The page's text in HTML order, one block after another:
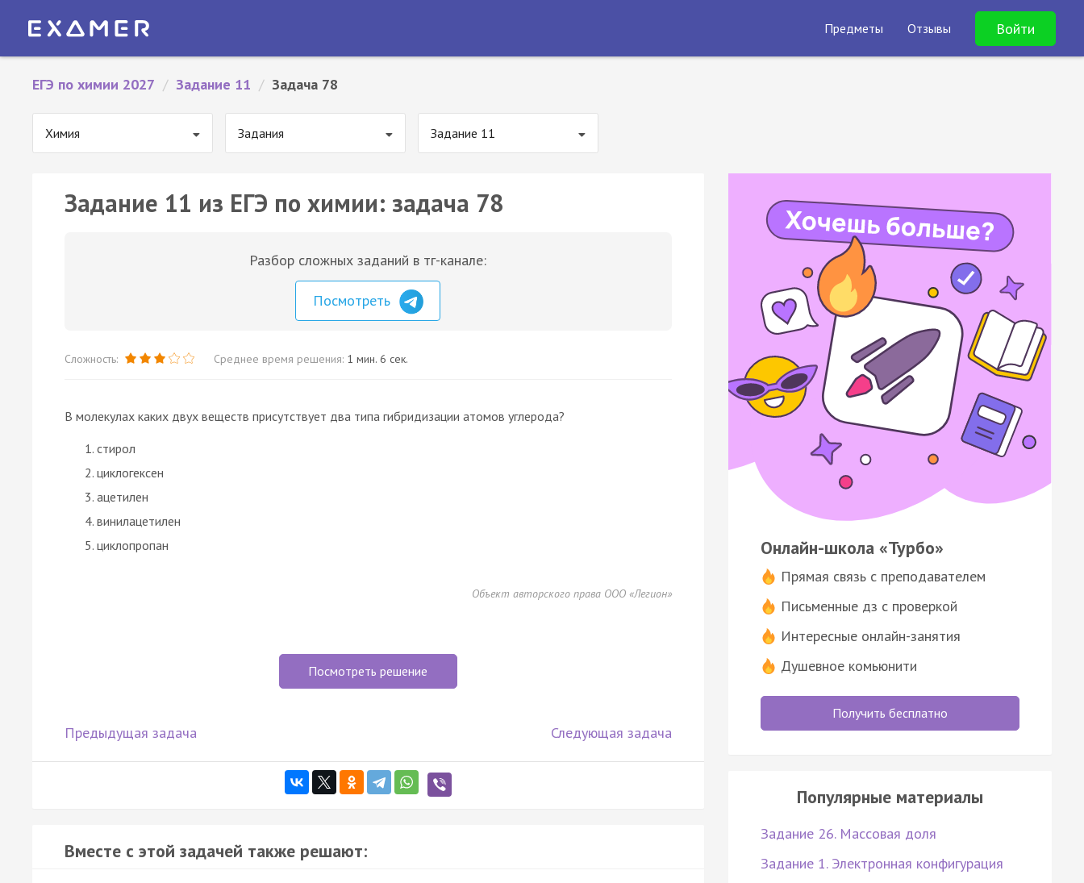
Предметы Отзывы Войти
ЕГЭ по химии 2027 / Задание 11 / Задача 78
Химия Задания Задание 11
Задание 11 из ЕГЭ по химии: задача 78
Разбор сложных заданий в тг-канале:
Посмотреть
Сложность: Среднее время решения: 1 мин. 6 сек.
В молекулах каких двух веществ присутствует два типа гибридизации атомов углерода?
стирол
циклогексен
ацетилен
винилацетилен
циклопропан
Объект авторского права ООО «Легион»
Посмотреть решение
Предыдущая задача Следующая задача
Вместе с этой задачей также решают:
Онлайн-школа «Турбо»
Прямая связь с преподавателем
Письменные дз с проверкой
Интересные онлайн-занятия
Душевное комьюнити
Получить бесплатно
Популярные материалы
Задание 26. Массовая доля
Задание 1. Электронная конфигурация